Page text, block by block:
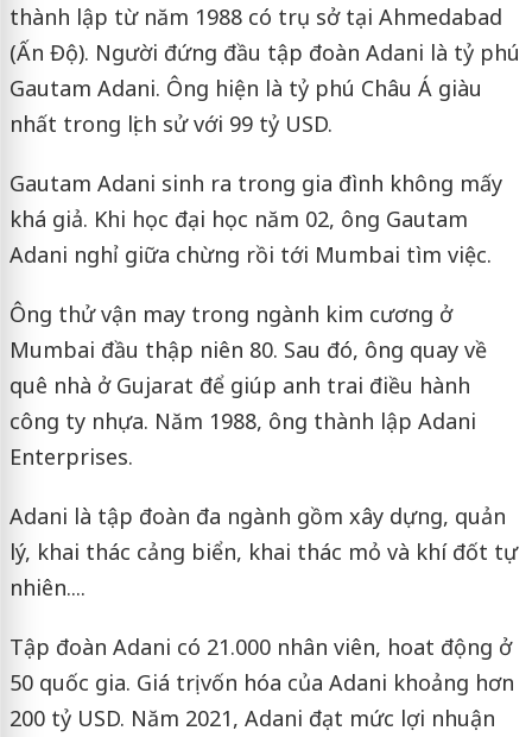
thành lập từ năm 1988 có trụ sở tại Ahmedabad
(Ấn Độ). Người đứng đầu tập đoàn Adani là tỷ phú
Gautam Adani. Ông hiện là tỷ phú Châu Á giàu
nhất trong lịch sử với 99 tỷ USD.
Gautam Adani sinh ra trong gia đình không mấy
khá giả. Khi học đại học năm 02, ông Gautam
Adani nghỉ giữa chừng rồi tới Mumbai tìm việc.
Ông thử vận may trong ngành kim cương ở
Mumbai đầu thập niên 80. Sau đó, ông quay về
quê nhà ở Gujarat để giúp anh trai điều hành
công ty nhựa. Năm 1988, ông thành lập Adani
Enterprises.
Adani là tập đoàn đa ngành gồm xây dựng, quản
lý, khai thác cảng biển, khai thác mỏ và khí đốt tự
nhiên....
Tập đoàn Adani có 21.000 nhân viên, hoat động ở
50 quốc gia. Giá trị vốn hóa của Adani khoảng hơn
200 tỷ USD. Năm 2021, Adani đạt mức lợi nhuận